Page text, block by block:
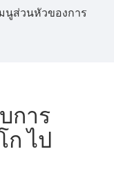
มนูส่วนหัวของการ
การ
ก ไป